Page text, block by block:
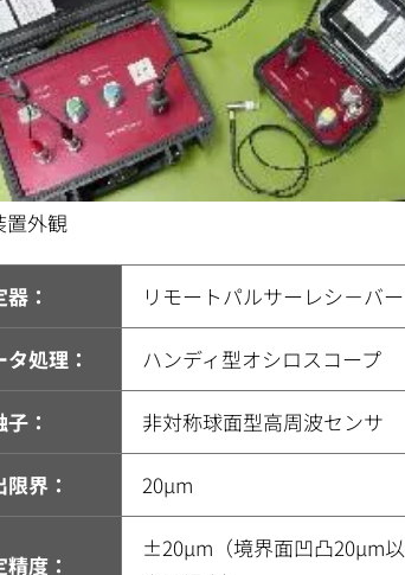
置外観
： リモートパルサーレシ－バー
処理： ハンディ型オシロスコープ
： 非対称球面型高周波センサ
界： 20µm
度：
±20µm（境界面凹凸20µm以